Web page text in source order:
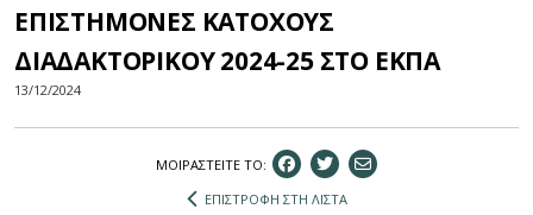
ΕΠΙΣΤΗΜΟΝΕΣ ΚΑΤΟΧΟΥΣ
ΔΙΑΔΑΚΤΟΡΙΚΟΥ 2024-25 ΣΤΟ ΕΚΠΑ
13/12/2024
ΜΟΙΡΑΣΤEIΤΕ ΤΟ:
ΕΠΙΣΤΡΟΦΗ ΣΤΗ ΛΙΣΤΑ